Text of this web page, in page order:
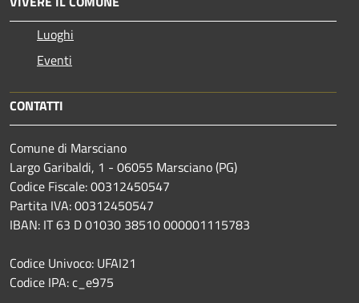
Luoghi
Eventi
CONTATTI
Comune di Marsciano
Largo Garibaldi, 1 - 06055 Marsciano (PG)
Codice Fiscale: 00312450547
Partita IVA: 00312450547
IBAN: IT 63 D 01030 38510 000001115783
Codice Univoco: UFAI21
Codice IPA: c_e975